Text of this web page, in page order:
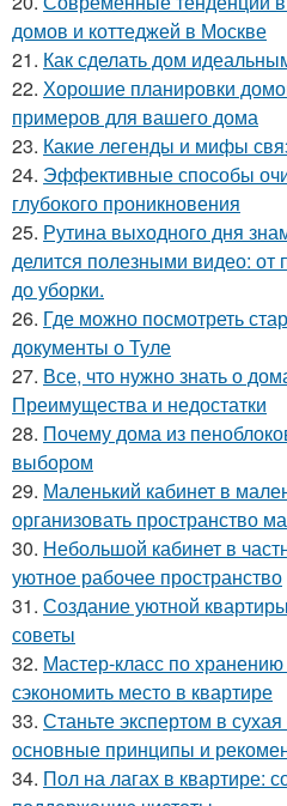
домов и коттеджей в Москве
21. Как сделать дом
22. Хорошие планировки
примеров для вашего дома
23. Какие легенды и мифы
24. Эффективные способы
глубокого проникновения
25. Рутина выходного дня
делится полезными видео: от
до уборки.
26. Где можно посмотреть
документы о Туле
27. Все, что нужно знать о
Преимущества и недостатки
28. Почему дома из
выбором
29. Маленький кабинет в
организовать пространство
30. Небольшой кабинет в
уютное рабочее пространство
31. Создание уютной
советы
32. Мастер-класс по
сэкономить место в квартире
33. Станьте экспертом в
основные принципы и
34. Пол на лагах в квартире: